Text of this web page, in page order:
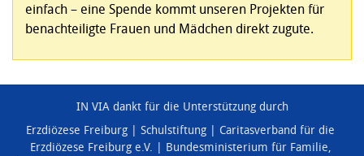
einfach – eine Spende kommt unseren Projekten für
benachteiligte Frauen und Mädchen direkt zugute.
IN VIA dankt für die Unterstützung durch
Erzdiözese Freiburg
Schulstiftung
Caritasverband für die
Erzdiözese Freiburg e.V.
Bundesministerium für Familie,